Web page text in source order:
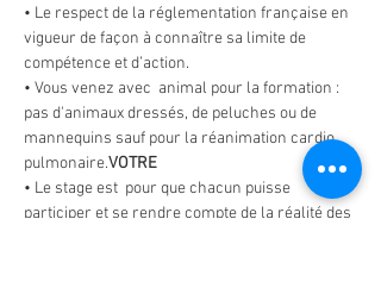
• Le respect de la réglementation française en
vigueur de façon à connaître sa limite de
compétence et d’action.
• Vous venez avec animal pour la formation :
pas d'animaux dressés, de peluches ou de
mannequins sauf pour la réanimation cardio
pulmonaire.VOTRE
• Le stage est pour que chacun puisse
participer et se rendre compte de la réalité des